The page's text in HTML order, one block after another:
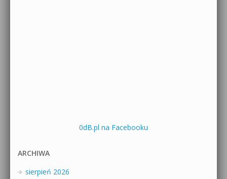
0dB.pl na Facebooku
ARCHIWA
sierpień 2026